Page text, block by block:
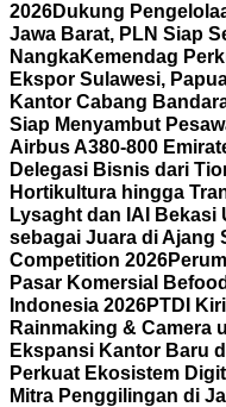
2026Dukung
Jawa Barat, PLN Siap
NangkaKemendag
Ekspor Sulawesi,
Kantor Cabang
Siap Menyambut
Airbus A380-800
Delegasi Bisnis dari
Hortikultura hingga
Lysaght dan IAI
sebagai Juara di Ajang
Competition 2026
Pasar Komersial
Indonesia 2026PTDI
Rainmaking & Camera
Ekspansi Kantor Baru
Perkuat Ekosistem
Mitra Penggilingan di